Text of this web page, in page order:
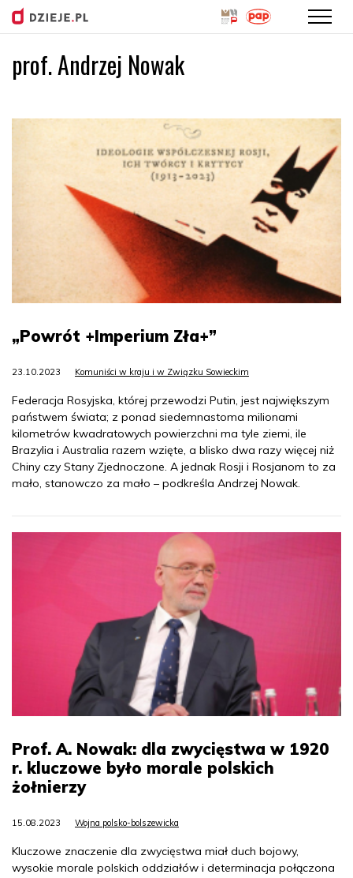
Przejdź
do
prof. Andrzej Nowak
„Powrót +Imperium Zła+”
23.10.2023 Komuniści w kraju i w Związku Sowieckim
Federacja Rosyjska, której przewodzi Putin, jest największym
państwem świata; z ponad siedemnastoma milionami
kilometrów kwadratowych powierzchni ma tyle ziemi, ile
Brazylia i Australia razem wzięte, a blisko dwa razy więcej niż
Chiny czy Stany Zjednoczone. A jednak Rosji i Rosjanom to za
mało, stanowczo za mało – podkreśla Andrzej Nowak.
Prof. A. Nowak: dla zwycięstwa w 1920
r. kluczowe było morale polskich
żołnierzy
15.08.2023 Wojna polsko-bolszewicka
Kluczowe znaczenie dla zwycięstwa miał duch bojowy,
wysokie morale polskich oddziałów i determinacja połączona